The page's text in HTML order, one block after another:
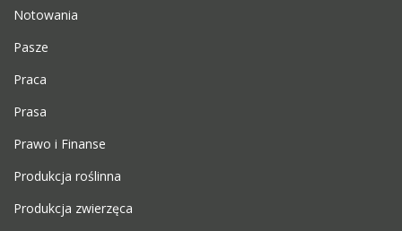
Notowania
Pasze
Praca
Prasa
Prawo i Finanse
Produkcja roślinna
Produkcja zwierzęca